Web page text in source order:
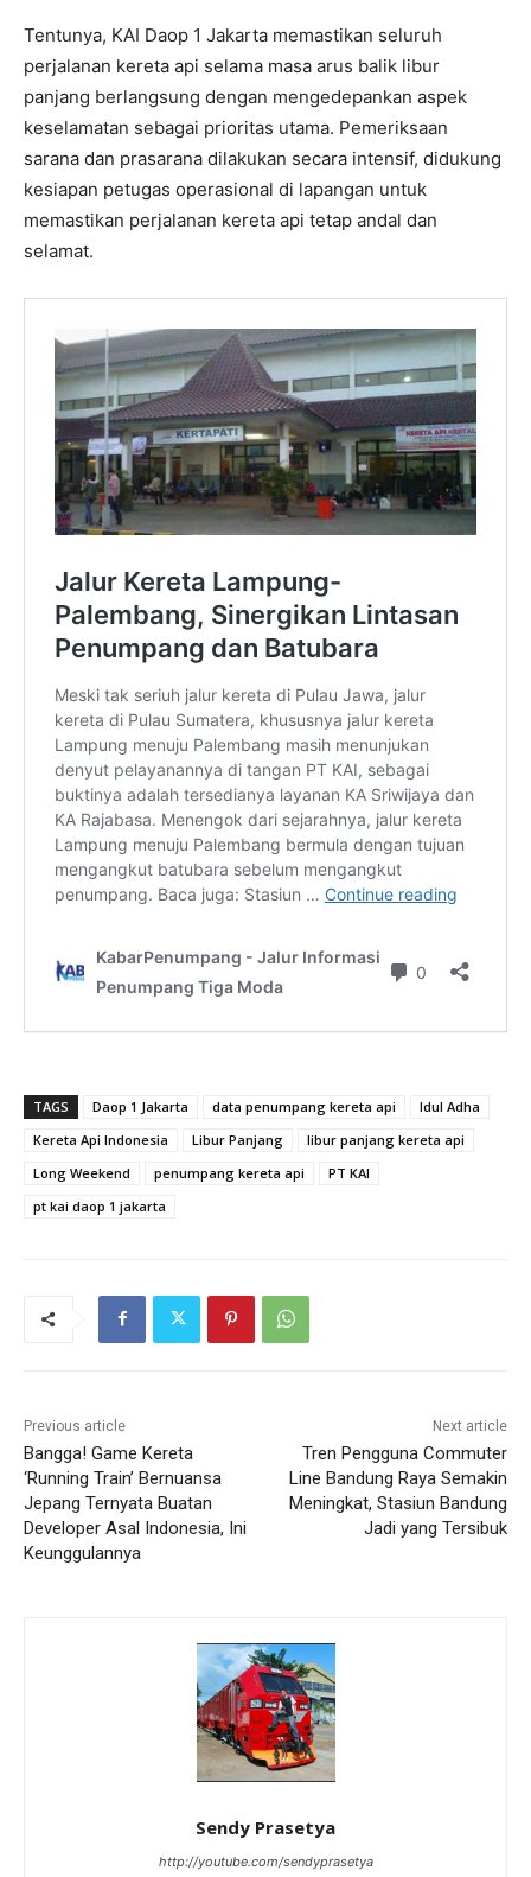
Tentunya, KAI Daop 1 Jakarta memastikan seluruh
perjalanan kereta api selama masa arus balik libur
panjang berlangsung dengan mengedepankan aspek
keselamatan sebagai prioritas utama. Pemeriksaan
sarana dan prasarana dilakukan secara intensif, didukung
kesiapan petugas operasional di lapangan untuk
memastikan perjalanan kereta api tetap andal dan
selamat.
TAGS Daop 1 Jakarta data penumpang kereta api
Idul Adha
Kereta Api Indonesia
Libur Panjang
libur panjang kereta api
Long Weekend
penumpang kereta api
PT KAI
pt kai daop 1 jakarta
Previous article
Bangga! Game Kereta
‘Running Train’ Bernuansa
Jepang Ternyata Buatan
Developer Asal Indonesia, Ini
Keunggulannya
Next article
Tren Pengguna Commuter
Line Bandung Raya Semakin
Meningkat, Stasiun Bandung
Jadi yang Tersibuk
Sendy Prasetya
http://youtube.com/sendyprasetya